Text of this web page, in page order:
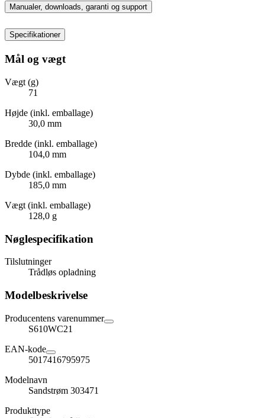
Manualer, downloads, garanti og support
Specifikationer
Mål og vægt
Vægt (g)
71
Højde (inkl. emballage)
30,0 mm
Bredde (inkl. emballage)
104,0 mm
Dybde (inkl. emballage)
185,0 mm
Vægt (inkl. emballage)
128,0 g
Nøglespecifikation
Tilslutninger
Trådløs opladning
Modelbeskrivelse
Producentens varenummer
S610WC21
EAN-kode
5017416795975
Modelnavn
Sandstrøm 303471
Produkttype